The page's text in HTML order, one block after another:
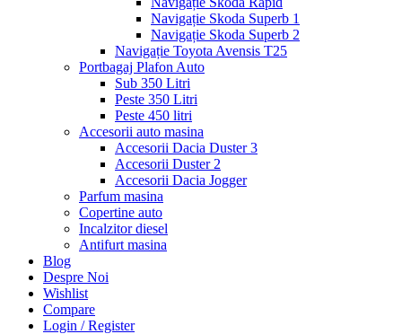
Navigație Skoda Superb 1
Navigație Skoda Superb 2
Navigație Toyota Avensis T25
Portbagaj Plafon Auto
Sub 350 Litri
Peste 350 Litri
Peste 450 litri
Accesorii auto masina
Accesorii Dacia Duster 3
Accesorii Duster 2
Accesorii Dacia Jogger
Parfum masina
Copertine auto
Incalzitor diesel
Antifurt masina
Blog
Despre Noi
Wishlist
Compare
Login / Register